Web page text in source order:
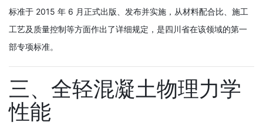
标准于 2015 年 6 月正式出版、发布并实施，从材料配合比、施工
工艺及质量控制等方面作出了详细规定，是四川省在该领域的第一
部专项标准。
三、全轻混凝土物理力学
性能